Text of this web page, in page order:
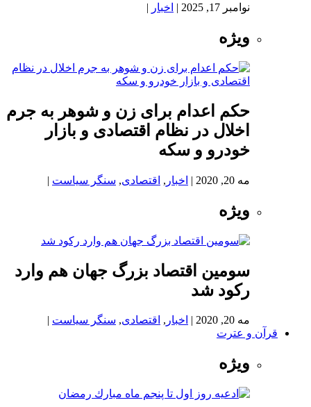
نوامبر 17, 2025 | اخبار |
ویژه
حکم اعدام برای زن و شوهر به جرم
اخلال در نظام اقتصادی و بازار
خودرو و سکه
مه 20, 2020 | اخبار , اقتصادی, سنگر سیاست |
ویژه
سومین اقتصاد بزرگ جهان هم وارد
رکود شد
مه 20, 2020 | اخبار , اقتصادی, سنگر سیاست |
قرآن و عترت
ویژه